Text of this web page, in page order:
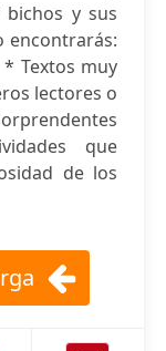
bichos y sus
encontrarás:
Textos muy
lectores o
que
de los